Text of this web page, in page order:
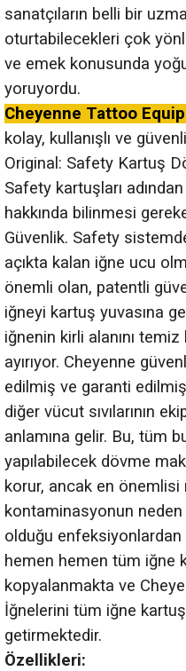
sanatçıların belli bir
oturtabilecekleri çok
ve emek konusunda
yoruyordu.
Cheyenne Tattoo
kolay, kullanışlı ve
Original: Safety Kartuş
Safety kartuşları
hakkında bilinmesi
Güvenlik. Safety
açıkta kalan iğne ucu
önemli olan, patentli
iğneyi kartuş yuvasına
iğnenin kirli alanını
ayırıyor. Cheyenne
edilmiş ve garanti
diğer vücut sıvılarının
anlamına gelir. Bu, tüm
yapılabilecek dövme
korur, ancak en
kontaminasyonun
olduğu
hemen hemen tüm iğne
kopyalanmakta ve
İğnelerini tüm iğne
getirmektedir.
Özellikleri: